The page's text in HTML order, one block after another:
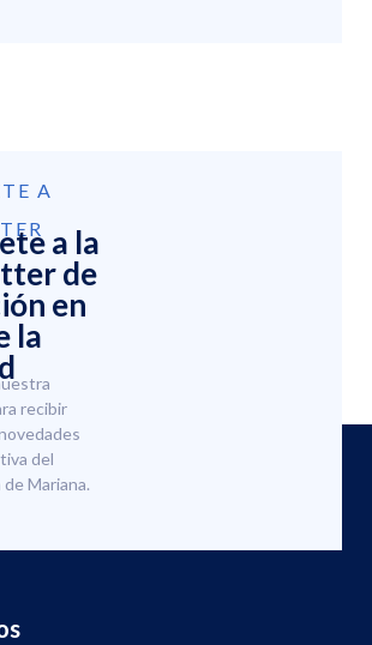
A
a la
de
en
la
recibir
del
Mariana.